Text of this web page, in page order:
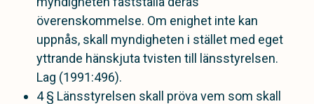
överenskommelse. Om enighet inte kan
uppnås, skall myndigheten i stället med eget
yttrande hänskjuta tvisten till länsstyrelsen.
Lag (1991:496).
4 § Länsstyrelsen skall pröva vem som skall